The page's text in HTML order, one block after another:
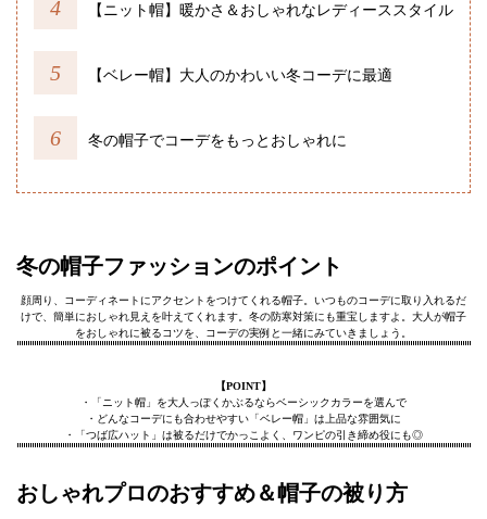
【ニット帽】暖かさ＆おしゃれなレディーススタイル
【ベレー帽】大人のかわいい冬コーデに最適
冬の帽子でコーデをもっとおしゃれに
冬の帽子ファッションのポイント
顔周り、コーディネートにアクセントをつけてくれる帽子。いつものコーデに取り入れるだ
けで、簡単におしゃれ見えを叶えてくれます。冬の防寒対策にも重宝しますよ。大人が帽子
をおしゃれに被るコツを、コーデの実例と一緒にみていきましょう。
【POINT】
・「ニット帽」を大人っぽくかぶるならベーシックカラーを選んで
・どんなコーデにも合わせやすい「ベレー帽」は上品な雰囲気に
・「つば広ハット」は被るだけでかっこよく、ワンピの引き締め役にも◎
おしゃれプロのおすすめ＆帽子の被り方